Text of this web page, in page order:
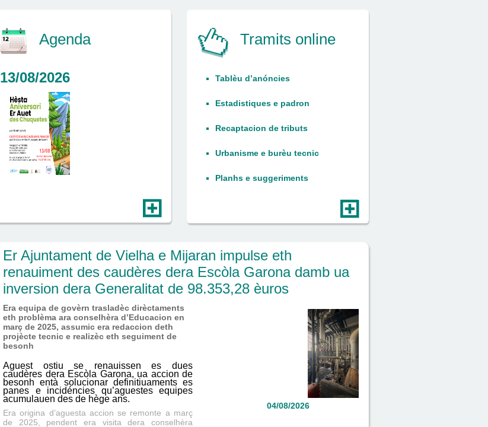
Agenda
13/08/2026
Tramits online
Tablèu d’anóncies
Estadistiques e padron
Recaptacion de tributs
Urbanisme e burèu tecnic
Planhs e suggeriments
Er Ajuntament de Vielha e Mijaran impulse eth
renauiment des caudères dera Escòla Garona damb ua
inversion dera Generalitat de 98.353,28 èuros
Era equipa de govèrn trasladèc dirèctaments
eth problèma ara conselhèra d’Educacion en
març de 2025, assumic era redaccion deth
projècte tecnic e realizèc eth seguiment de
besonh
Aguest ostiu se renauissen es dues
caudères dera Escòla Garona, ua accion de
besonh entà solucionar definitiuaments es
panes e incidéncies qu’aguestes equipes
acumulauen des de hège ans.
Era origina d’aguesta accion se remonte a març
de 2025, pendent era visita dera conselhèra
04/08/2026